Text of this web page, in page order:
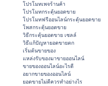
โปรโมทเพจร้านค้า
โปรโมทกระตุ้นยอดขาย
โปรโมทฟรีออนไลน์กระตุ้นยอดขาย
โพสกระตุ้นยอดขาย
วิธีกระตุ้นยอดขาย เซลล์
วิธีแก้ปัญหายอดขายตก
เริ่มต้นขายของ
แหล่งรับของมาขายออนไลน์
ขายของออนไลน์อะไรดี
อยากขายของออนไลน์
ยอดขายไม่ดีควรทำอย่างไร